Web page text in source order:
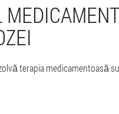
terapia medicamentoasă